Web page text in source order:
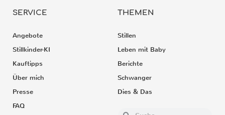
SERVICE
Angebote
Stillkinder-KI
Kauftipps
Über mich
Presse
FAQ
THEMEN
Stillen
Leben mit Baby
Berichte
Schwanger
Dies & Das